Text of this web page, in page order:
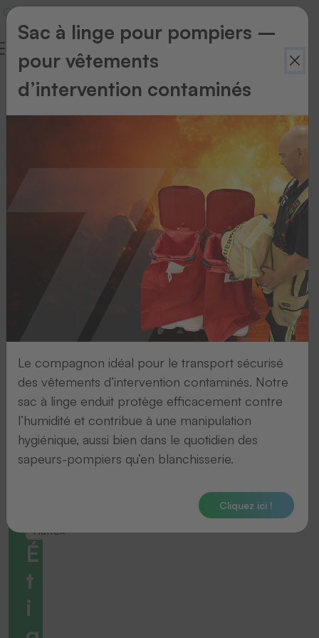
Retour
Haftex
É
t
i
Sac à linge pour pompiers –
pour vêtements
d’intervention contaminés
Le compagnon idéal pour le transport sécurisé
des vêtements d’intervention contaminés. Notre
sac à linge enduit protège efficacement contre
l’humidité et contribue à une manipulation
hygiénique, aussi bien dans le quotidien des
sapeurs-pompiers qu’en blanchisserie.
Cliquez ici !